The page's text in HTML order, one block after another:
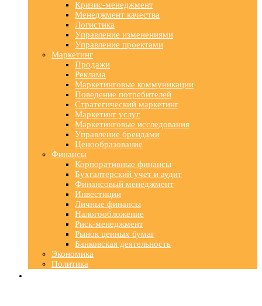
Кризис-менеджмент
Менеджмент качества
Логистика
Управление изменениями
Управление проектами
Маркетинг
Продажи
Реклама
Маркетинговые коммуникации
Поведение потребителей
Стратегический маркетинг
Маркетинг услуг
Маркетинговые исследования
Управление брендами
Ценообразование
Финансы
Корпоративные финансы
Бухгалтерский учет и аудит
Финансовый менеджмент
Инвестиции
Личные финансы
Налогообложение
Риск-менеджмент
Рынок ценных бумаг
Банковская деятельность
Экономика
Политика